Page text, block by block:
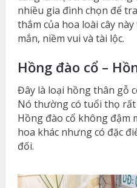
nhiều gia đình chọn để
thắm của hoa loài cây
mắn, niềm vui và tài lộc.
Hồng đào cổ –
Đây là loại hồng thân gỗ
Nó thường có tuổi thọ rất
Hồng đào cổ không đậm
hoa khác nhưng có đặc
đối.